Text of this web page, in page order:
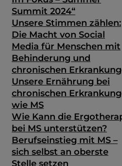
Summit 2024“
Unsere Stimmen zählen:
Die Macht von Social
Media für Menschen mit
Behinderung und
chronischen
Unsere Ernährung bei
chronischen
wie MS
Wie Kann die
bei MS unterstützen?
Berufseinstieg mit MS –
sich selbst an oberste
Stelle setzen